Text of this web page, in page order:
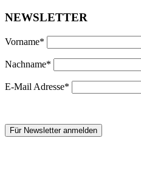
NEWSLETTER
Vorname*
Nachname*
E-Mail Adresse*